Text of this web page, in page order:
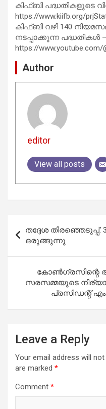
കിഫ്ബി പദ്ധതികളുടെ
https://www.kiifb.org/
കിഫ്ബി വഴി 140
നടപ്പാക്കുന്ന പദ്ധതികൾ –
https://www.youtube.com/
Author
editor
View all posts
navigation
തദ്ദേശ തിരഞ്ഞെടുപ്പ്:
ഒരുങ്ങുന്നു
കോണ്‍ഗ്രസിന്റെ
സരസമ്മയുടെ
പ്രസിഡന്റ്
Leave a Reply
Your email address will not
are marked *
Comment *